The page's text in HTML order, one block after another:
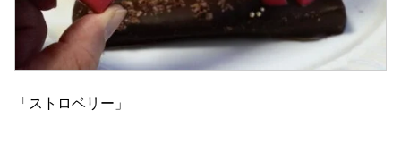
「ストロベリー」